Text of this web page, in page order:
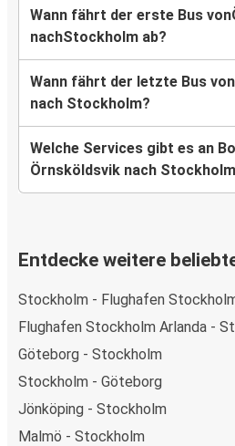
Wann fährt der erste Bus
nachStockholm ab?
Wann fährt der letzte Bus
nach Stockholm?
Welche Services gibt es an
Örnsköldsvik nach
Entdecke weitere
Stockholm - Flughafen
Flughafen Stockholm Arlanda -
Göteborg - Stockholm
Stockholm - Göteborg
Jönköping - Stockholm
Malmö - Stockholm